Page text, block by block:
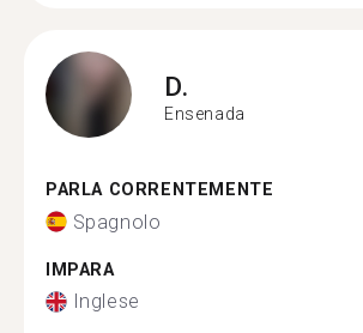
D.
Ensenada
PARLA CORRENTEMENTE
Spagnolo
IMPARA
Inglese